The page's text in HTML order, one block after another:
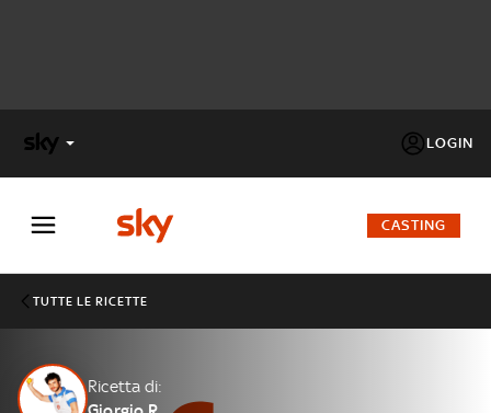
LOGIN
FACTOR
CASTING
TUTTE LE RICETTE
Ricetta di: